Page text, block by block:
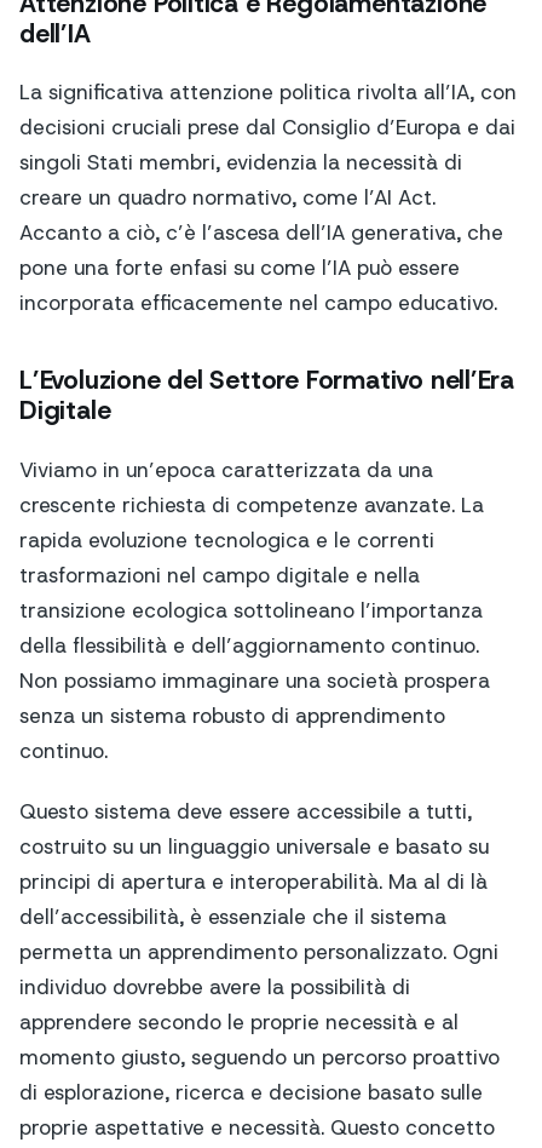
dell’IA
La significativa attenzione politica rivolta all’IA, con
decisioni cruciali prese dal Consiglio d’Europa e dai
singoli Stati membri, evidenzia la necessità di
creare un quadro normativo, come l’AI Act.
Accanto a ciò, c’è l’ascesa dell’IA generativa, che
pone una forte enfasi su come l’IA può essere
incorporata efficacemente nel campo educativo.
L’Evoluzione del Settore Formativo nell’Era
Digitale
Viviamo in un’epoca caratterizzata da una
crescente richiesta di competenze avanzate. La
rapida evoluzione tecnologica e le correnti
trasformazioni nel campo digitale e nella
transizione ecologica sottolineano l’importanza
della flessibilità e dell’aggiornamento continuo.
Non possiamo immaginare una società prospera
senza un sistema robusto di apprendimento
continuo.
Questo sistema deve essere accessibile a tutti,
costruito su un linguaggio universale e basato su
principi di apertura e interoperabilità. Ma al di là
dell’accessibilità, è essenziale che il sistema
permetta un apprendimento personalizzato. Ogni
individuo dovrebbe avere la possibilità di
apprendere secondo le proprie necessità e al
momento giusto, seguendo un percorso proattivo
di esplorazione, ricerca e decisione basato sulle
proprie aspettative e necessità. Questo concetto